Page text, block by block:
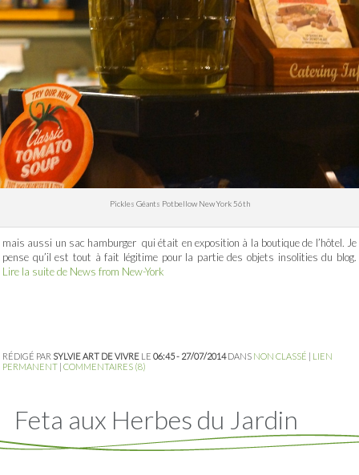
Pickles Géants Potbellow New York 56th
mais aussi un sac hamburger qui était en exposition à la boutique de l’hôtel. Je
pense qu’il est tout à fait légitime pour la partie des objets insolities du blog.
Lire la suite de News from New-York
RÉDIGÉ PAR SYLVIE ART DE VIVRE LE 06:45 - 27/07/2014DANS NON CLASSÉ
LIEN
PERMANENT COMMENTAIRES (8)
Feta aux Herbes du Jardin